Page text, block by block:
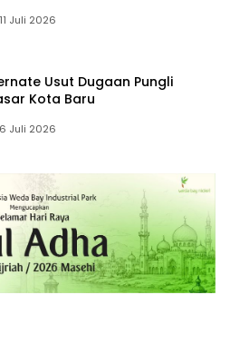
11 Juli 2026
Usut Dugaan Pungli
Kota Baru
6 Juli 2026